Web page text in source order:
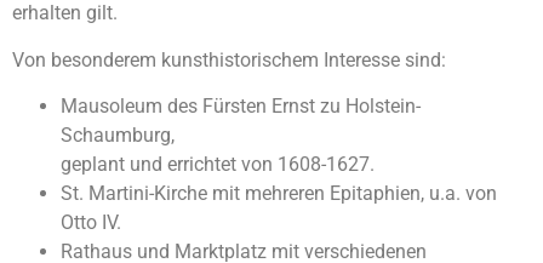
erhalten gilt.
Von besonderem kunsthistorischem Interesse sind:
Mausoleum des Fürsten Ernst zu Holstein-
Schaumburg,
geplant und errichtet von 1608-1627.
St. Martini-Kirche mit mehreren Epitaphien, u.a. von
Otto IV.
Rathaus und Marktplatz mit verschiedenen